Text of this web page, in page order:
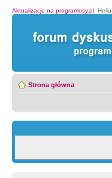
Aktualizacje na programosy.pl:
Strona główna